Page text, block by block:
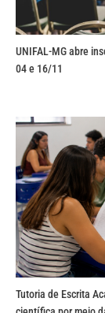
UNIFAL-MG abre
04 e 16/11
Tutoria de Escrita